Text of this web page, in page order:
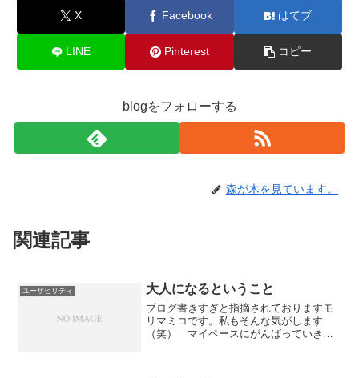
X Facebook はてブ
LINE Pinterest コピー
blogをフォローする
森が木を見ています。
関連記事
ユーザビリティ 大人になるということ
ブログ書きすぎと指摘されておりますモ
リマミコです。私もそんな気がします
（笑） マイペースにがんばっていきま